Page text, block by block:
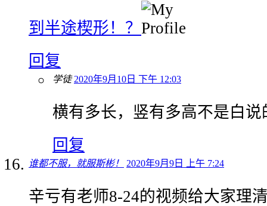
到半途楔形！？
回复
学徒 2020年9月10日 下午 12:03
横有多长，竖有多高不是白
回复
谁都不服，就服斯彬！ 2020年9月9日 上午 7:24
辛亏有老师8-24的视频给大家理